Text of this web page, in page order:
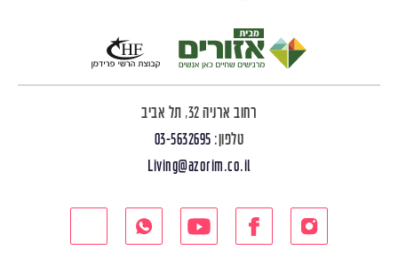
רחוב ארניה 32, תל אביב
טלפון: 03-5632695
Living@azorim.co.il